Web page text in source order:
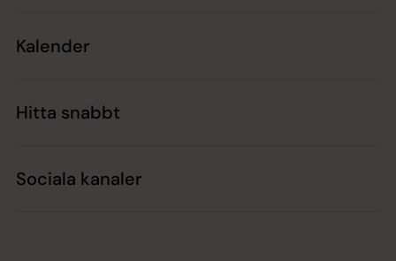
Kalender
Hitta snabbt
Sociala kanaler